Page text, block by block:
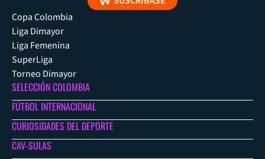
Copa Colombia
Liga Dimayor
Liga Femenina
SuperLiga
Torneo Dimayor
SELECCIÓN COLOMBIA
FÚTBOL INTERNACIONAL
CURIOSIDADES DEL DEPORTE
CAV-SULAS